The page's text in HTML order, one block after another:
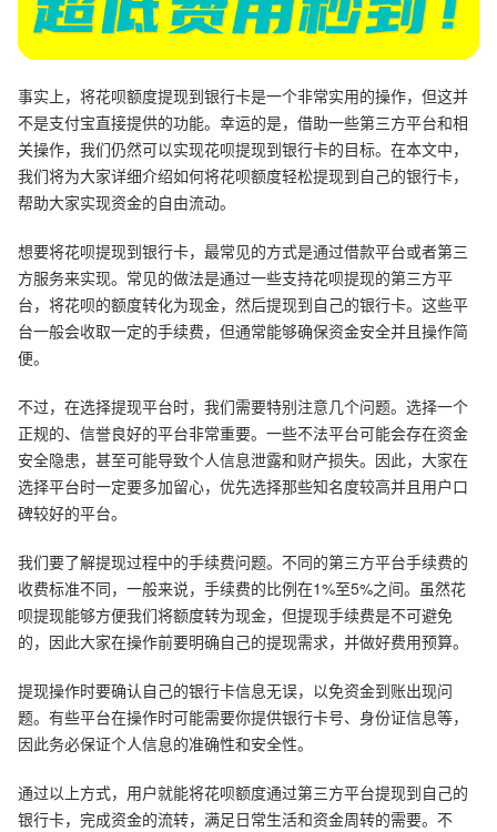
事实上，将花呗额度提现到银行卡是一个非常实用的操作，但这并
不是支付宝直接提供的功能。幸运的是，借助一些第三方平台和相
关操作，我们仍然可以实现花呗提现到银行卡的目标。在本文中，
我们将为大家详细介绍如何将花呗额度轻松提现到自己的银行卡，
帮助大家实现资金的自由流动。
想要将花呗提现到银行卡，最常见的方式是通过借款平台或者第三
方服务来实现。常见的做法是通过一些支持花呗提现的第三方平
台，将花呗的额度转化为现金，然后提现到自己的银行卡。这些平
台一般会收取一定的手续费，但通常能够确保资金安全并且操作简
便。
不过，在选择提现平台时，我们需要特别注意几个问题。选择一个
正规的、信誉良好的平台非常重要。一些不法平台可能会存在资金
安全隐患，甚至可能导致个人信息泄露和财产损失。因此，大家在
选择平台时一定要多加留心，优先选择那些知名度较高并且用户口
碑较好的平台。
我们要了解提现过程中的手续费问题。不同的第三方平台手续费的
收费标准不同，一般来说，手续费的比例在1%至5%之间。虽然花
呗提现能够方便我们将额度转为现金，但提现手续费是不可避免
的，因此大家在操作前要明确自己的提现需求，并做好费用预算。
提现操作时要确认自己的银行卡信息无误，以免资金到账出现问
题。有些平台在操作时可能需要你提供银行卡号、身份证信息等，
因此务必保证个人信息的准确性和安全性。
通过以上方式，用户就能将花呗额度通过第三方平台提现到自己的
银行卡，完成资金的流转，满足日常生活和资金周转的需要。不